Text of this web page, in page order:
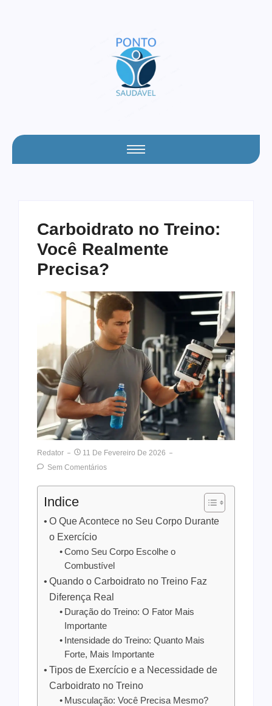
Carboidrato no Treino:
Você Realmente
Precisa?
Redator
11 De Fevereiro De 2026
Sem Comentários
Indice
O Que Acontece no Seu Corpo Durante
o Exercício
Como Seu Corpo Escolhe o
Combustível
Quando o Carboidrato no Treino Faz
Diferença Real
Duração do Treino: O Fator Mais
Importante
Intensidade do Treino: Quanto Mais
Forte, Mais Importante
Tipos de Exercício e a Necessidade de
Carboidrato no Treino
Musculação: Você Precisa Mesmo?